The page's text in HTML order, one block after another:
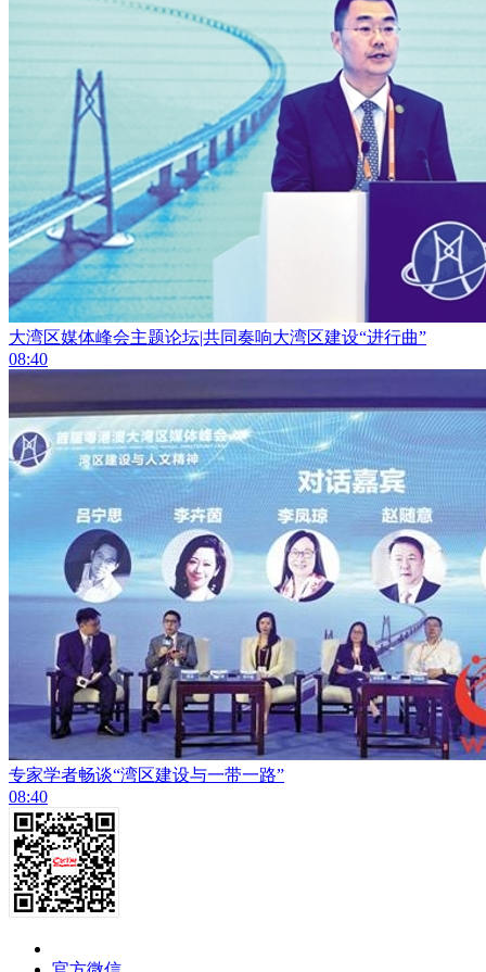
大湾区媒体峰会主题论坛|共同奏响大湾区建设“进行曲”
08:40
专家学者畅谈“湾区建设与一带一路”
08:40